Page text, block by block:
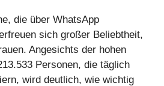
die über WhatsApp
sich großer Beliebtheit,
Angesichts der hohen
Personen, die täglich
wird deutlich, wie wichtig